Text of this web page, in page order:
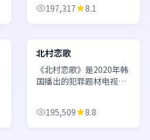
纯、吉沢亮等主演。厨艺
与美食主题，视觉呈现诱
欢迎通过日韩电影...
197,317 8.1
韩国
北村恋歌
《北村恋歌》是2020年韩
国播出的犯罪题材电视
以家族秘密为线索，层层
揭开二十年前的悬案，每
195,509 8.8